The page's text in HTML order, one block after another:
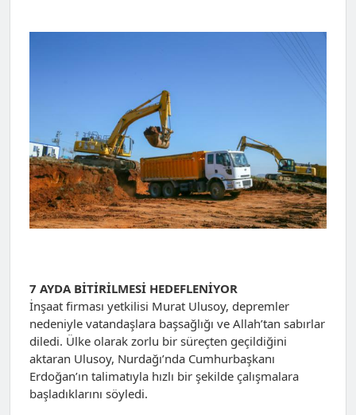
7 AYDA BİTİRİLMESİ HEDEFLENİYOR
İnşaat firması yetkilisi Murat Ulusoy, depremler
nedeniyle vatandaşlara başsağlığı ve Allah’tan sabırlar
diledi. Ülke olarak zorlu bir süreçten geçildiğini
aktaran Ulusoy, Nurdağı’nda Cumhurbaşkanı
Erdoğan’ın talimatıyla hızlı bir şekilde çalışmalara
başladıklarını söyledi.